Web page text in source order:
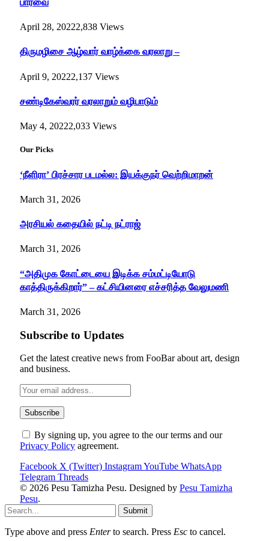
பார்வை
April 28, 20222,838 Views
திருமழிசை ஆழ்வார் வாழ்க்கை வரலாறு –
April 9, 20222,137 Views
சண்டிகேஸ்வரர் வரலாறும் வழிபாடும்
May 4, 20222,033 Views
Our Picks
‘நீளிரா’ பிரச்சார படமல்ல: இயக்குநர் வெற்றிமாறன்
March 31, 2026
அரசியல் கதையில் நட்டி நட்ராஜ்
March 31, 2026
“அதிமுக கோட்டையை இடிக்க சம்மட்டியோடு
காத்திருக்கிறார்” – கட்சியினரை எச்சரித்த வேலுமணி
March 31, 2026
Subscribe to Updates
Get the latest creative news from FooBar about art, design
and business.
By signing up, you agree to the our terms and our
Privacy Policy agreement.
Facebook X (Twitter) InstagramYouTube WhatsApp
Telegram Threads
© 2026 Pesu Tamizha Pesu. Designed by Pesu Tamizha
Pesu.
Submit
Type above and press Enterto search. Press Esc to cancel.